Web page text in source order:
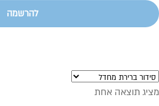
להרשמה
מציג תוצאה אחת